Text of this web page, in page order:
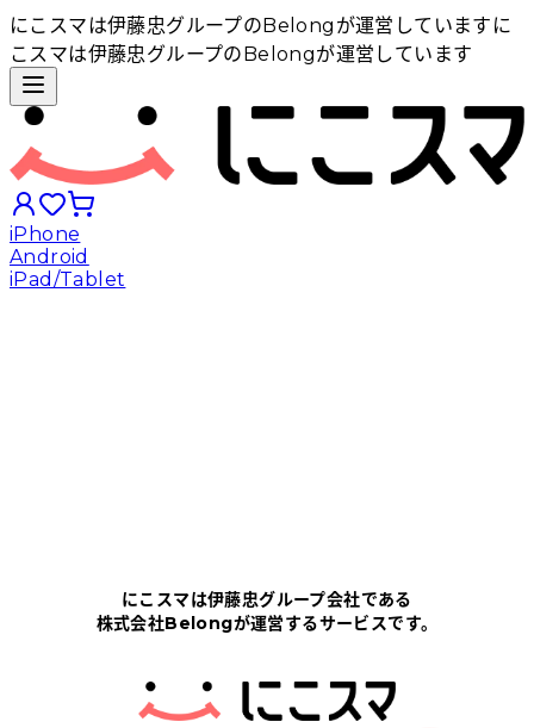
にこスマは伊藤忠グループのBelongが運営しています に
こスマは伊藤忠グループのBelongが運営しています
iPhone
Android
iPad/Tablet
にこスマについて
サポートセンター
にこスマは伊藤忠グループ会社である
株式会社Belongが運営するサービスです。